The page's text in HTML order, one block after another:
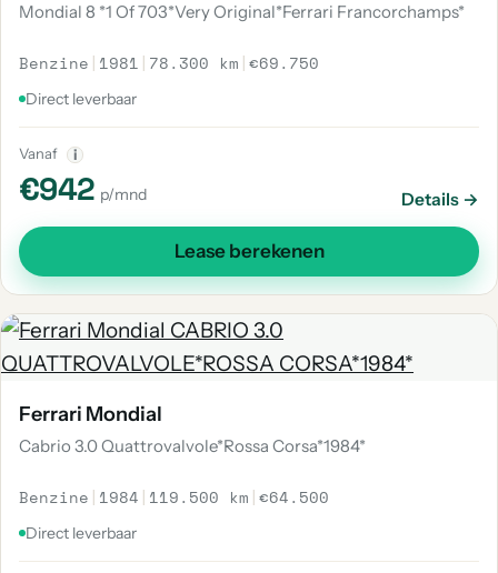
Mondial 8 *1 Of 703*Very Original*Ferrari Francorchamps*
Benzine | 1981 | 78.300 km |€69.750
Direct leverbaar
Vanaf i
€942 p/mnd Details →
Lease berekenen
Ferrari Mondial
Cabrio 3.0 Quattrovalvole*Rossa Corsa*1984*
Benzine | 1984 | 119.500 km |€64.500
Direct leverbaar